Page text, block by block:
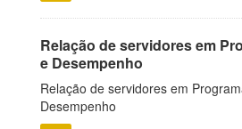
Relação de servidores em
e Desempenho
Relação de servidores em
Desempenho